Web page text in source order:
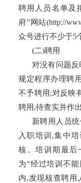
聘用人员名单及
府”网站(http://
众号进行不少于5
(二)聘用
对没有问题
规定程序办理聘
不予聘用;对反映
聘用,待查实并作
新聘用人员
入职培训 ,集中
核。培训期最后
为“经过培训不
内,发现核查聘用